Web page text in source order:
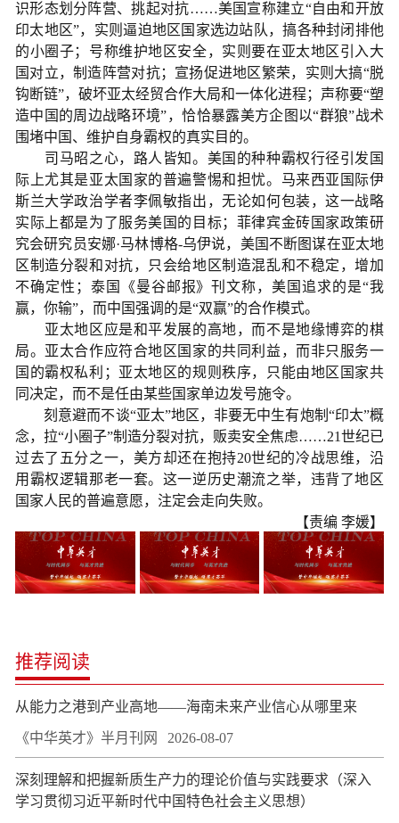
识形态划分阵营、挑起对抗……美国宣称建立“自由和开放
印太地区”，实则逼迫地区国家选边站队，搞各种封闭排他
的小圈子；号称维护地区安全，实则要在亚太地区引入大
国对立，制造阵营对抗；宣扬促进地区繁荣，实则大搞“脱
钩断链”，破坏亚太经贸合作大局和一体化进程；声称要“塑
造中国的周边战略环境”，恰恰暴露美方企图以“群狼”战术
围堵中国、维护自身霸权的真实目的。
司马昭之心，路人皆知。美国的种种霸权行径引发国
际上尤其是亚太国家的普遍警惕和担忧。马来西亚国际伊
斯兰大学政治学者李佩敏指出，无论如何包装，这一战略
实际上都是为了服务美国的目标；菲律宾金砖国家政策研
究会研究员安娜·马林博格-乌伊说，美国不断图谋在亚太地
区制造分裂和对抗，只会给地区制造混乱和不稳定，增加
不确定性；泰国《曼谷邮报》刊文称，美国追求的是“我
赢，你输”，而中国强调的是“双赢”的合作模式。
亚太地区应是和平发展的高地，而不是地缘博弈的棋
局。亚太合作应符合地区国家的共同利益，而非只服务一
国的霸权私利；亚太地区的规则秩序，只能由地区国家共
同决定，而不是任由某些国家单边发号施令。
刻意避而不谈“亚太”地区，非要无中生有炮制“印太”概
念，拉“小圈子”制造分裂对抗，贩卖安全焦虑……21世纪已
过去了五分之一，美方却还在抱持20世纪的冷战思维，沿
用霸权逻辑那老一套。这一逆历史潮流之举，违背了地区
国家人民的普遍意愿，注定会走向失败。
【责编 李媛】
推荐阅读
从能力之港到产业高地——海南未来产业信心从哪里来
《中华英才》半月刊网 2026-08-07
深刻理解和把握新质生产力的理论价值与实践要求（深入
学习贯彻习近平新时代中国特色社会主义思想）